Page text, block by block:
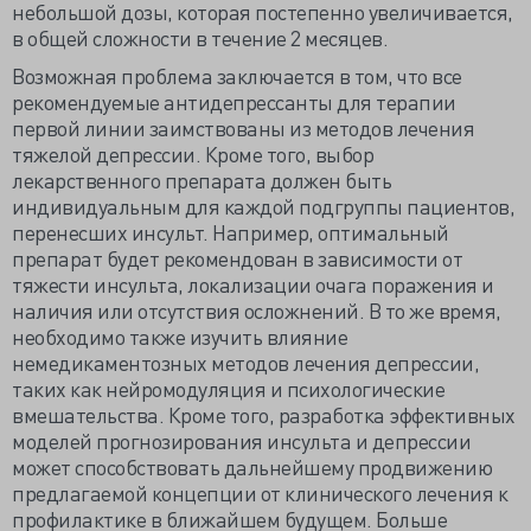
небольшой дозы, которая постепенно увеличивается,
в общей сложности в течение 2 месяцев.
Возможная проблема заключается в том, что все
рекомендуемые антидепрессанты для терапии
первой линии заимствованы из методов лечения
тяжелой депрессии. Кроме того, выбор
лекарственного препарата должен быть
индивидуальным для каждой подгруппы пациентов,
перенесших инсульт. Например, оптимальный
препарат будет рекомендован в зависимости от
тяжести инсульта, локализации очага поражения и
наличия или отсутствия осложнений. В то же время,
необходимо также изучить влияние
немедикаментозных методов лечения депрессии,
таких как нейромодуляция и психологические
вмешательства. Кроме того, разработка эффективных
моделей прогнозирования инсульта и депрессии
может способствовать дальнейшему продвижению
предлагаемой концепции от клинического лечения к
профилактике в ближайшем будущем. Больше